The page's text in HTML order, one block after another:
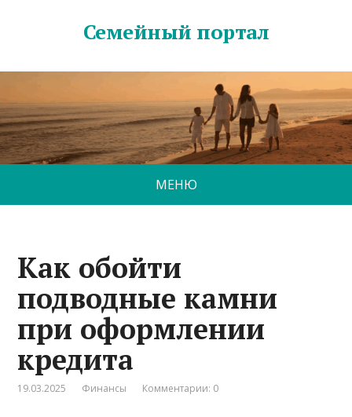
Семейный портал
МЕНЮ
Как обойти
подводные камни
при оформлении
кредита
19.03.2025 Финансы Комментарии: 0